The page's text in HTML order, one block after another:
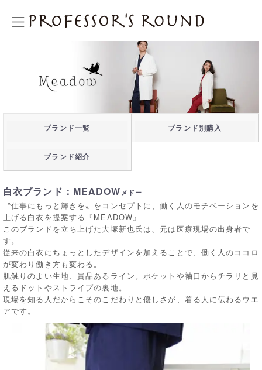
プロフェッサーズラウンド
ブランド一覧 ブランド別購入
ブランド紹介
白衣ブランド：MEADOW メドー
〝仕事にもっと輝きを〟をコンセプトに、働く人のモチベーションを
上げる白衣を提案する『MEADOW』
このブランドを立ち上げた大塚新也氏は、元は医療現場の出身者で
す。
従来の白衣にちょっとしたデザインを加えることで、働く人のココロ
が変わり働き方も変わる。
肌触りのよい生地、貴品あるライン。ポケットや袖口からチラリと見
えるドットやストライプの裏地。
現場を知る人だからこそのこだわりと優しさが、着る人に伝わるウエ
アです。